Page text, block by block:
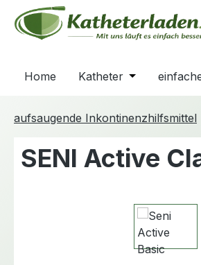
Hauptinhalt springen
Zur Suche springen
Zur Hauptnavigation springen
Home Katheter Öffne oder
aufsaugende Inkontinenzhilfsmittel
SENI Active
Bildergalerie überspringen